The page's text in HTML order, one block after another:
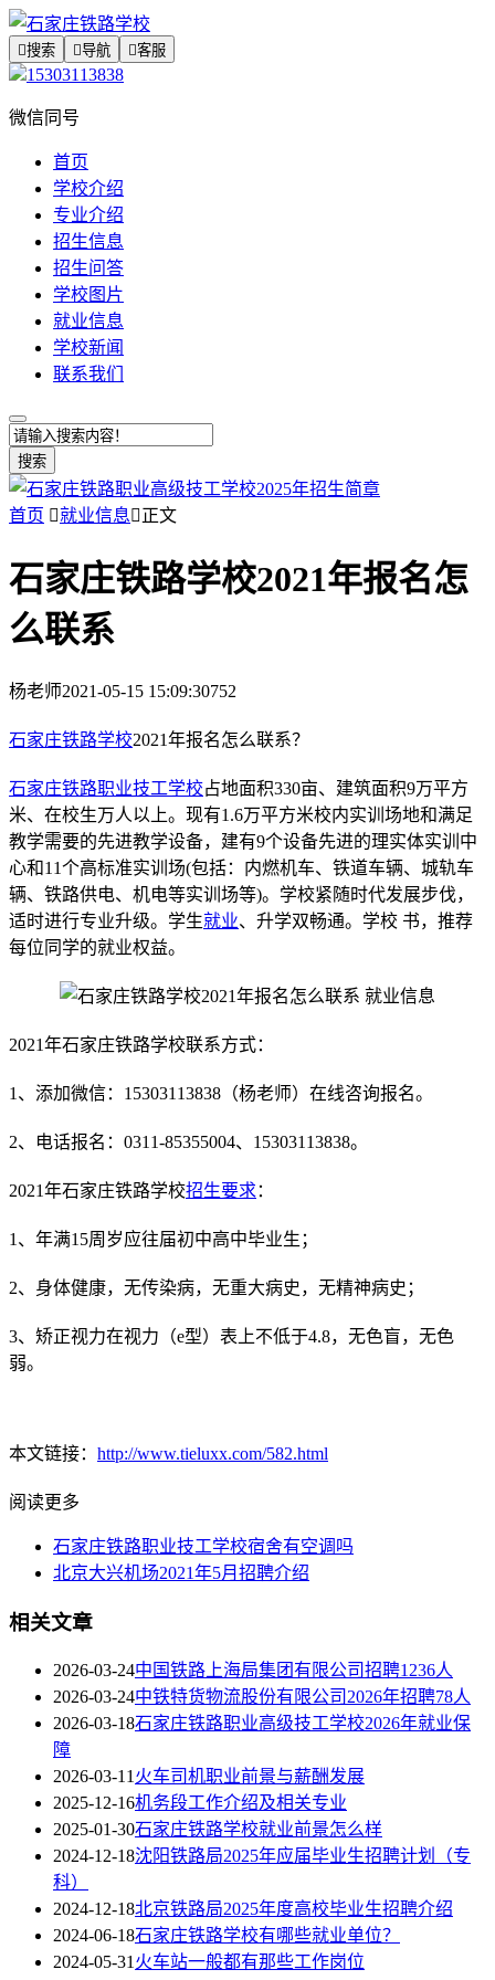
搜索 导航 客服
15303113838
微信同号
首页
学校介绍
专业介绍
招生信息
招生问答
学校图片
就业信息
学校新闻
联系我们
搜索
首页 就业信息正文
石家庄铁路学校2021年报名怎
么联系
杨老师2021-05-15 15:09:30752
石家庄铁路学校2021年报名怎么联系？
石家庄铁路职业技工学校占地面积330亩、建筑面积9万平方
米、在校生万人以上。现有1.6万平方米校内实训场地和满足
教学需要的先进教学设备，建有9个设备先进的理实体实训中
心和11个高标准实训场(包括：内燃机车、铁道车辆、城轨车
辆、铁路供电、机电等实训场等)。学校紧随时代发展步伐，
适时进行专业升级。学生就业、升学双畅通。学校 书，推荐
每位同学的就业权益。
2021年石家庄铁路学校联系方式：
1、添加微信：15303113838（杨老师）在线咨询报名。
2、电话报名：0311-85355004、15303113838。
2021年石家庄铁路学校招生要求 ：
1、年满15周岁应往届初中高中毕业生；
2、身体健康，无传染病，无重大病史，无精神病史；
3、矫正视力在视力（e型）表上不低于4.8，无色盲，无色
弱。
本文链接： http://www.tieluxx.com/582.html
阅读更多
石家庄铁路职业技工学校宿舍有空调吗
北京大兴机场2021年5月招聘介绍
相关文章
2026-03-24中国铁路上海局集团有限公司招聘1236人
2026-03-24中铁特货物流股份有限公司2026年招聘78人
2026-03-18石家庄铁路职业高级技工学校2026年就业保
障
2026-03-11 火车司机职业前景与薪酬发展
2025-12-16机务段工作介绍及相关专业
2025-01-30石家庄铁路学校就业前景怎么样
2024-12-18沈阳铁路局2025年应届毕业生招聘计划（专
科）
2024-12-18北京铁路局2025年度高校毕业生招聘介绍
2024-06-18石家庄铁路学校有哪些就业单位？
2024-05-31 火车站一般都有那些工作岗位